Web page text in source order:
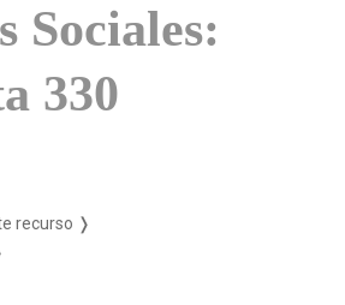
Sociales:
330
recurso ❭